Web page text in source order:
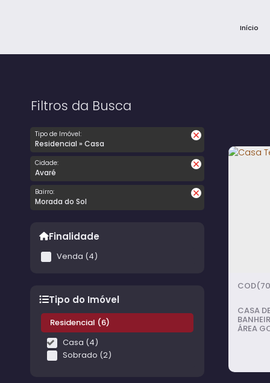
Início
Filtros da Busca
Tipo de Imóvel:
Residencial » Casa
Cidade:
Avaré
Bairro:
Morada do Sol
Finalidade
Venda (4)
Tipo do Imóvel
Residencial (6)
Casa (4)
Sobrado (2)
CASA
ÁREA